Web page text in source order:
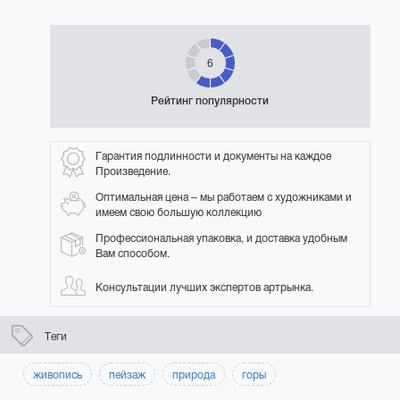
6
Рейтинг популярности
Гарантия подлинности и документы на каждое
Произведение.
Оптимальная цена – мы работаем с художниками и
имеем свою большую коллекцию
Профессиональная упаковка, и доставка удобным
Вам способом.
Консультации лучших экспертов артрынка.
Теги
живопись пейзаж природа горы